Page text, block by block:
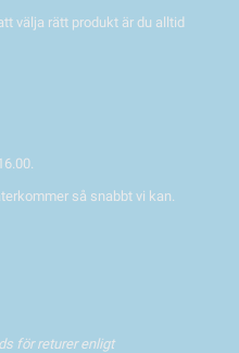
välja rätt produkt är du alltid
så snabbt vi kan.
för returer enligt